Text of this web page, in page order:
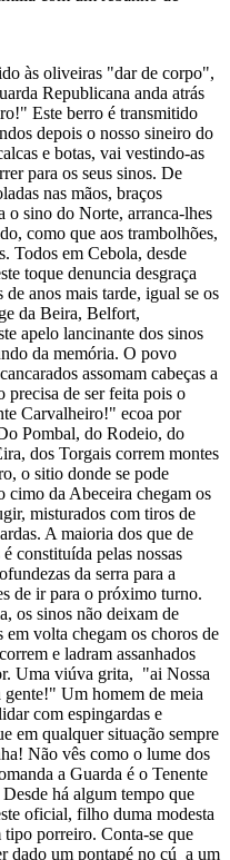
às oliveiras "dar de corpo",
Republicana anda atrás
Este berro é transmitido
depois o nosso sineiro do
e botas, vai vestindo-as
para os seus sinos. De
nas mãos, braços
o sino do Norte, arranca-lhes
como que aos trambolhões,
Todos em Cebola, desde
toque denuncia desgraça
de anos mais tarde, igual se os
da Beira, Belfort,
apelo lancinante dos sinos
da memória. O povo
assomam cabeças a
precisa de ser feita pois o
Carvalheiro!" ecoa por
Pombal, do Rodeio, do
dos Torgais correm montes
o sitio donde se pode
cimo da Abeceira chegam os
misturados com tiros de
A maioria dos que de
constituída pelas nossas
da serra para a
de ir para o próximo turno.
os sinos não deixam de
em volta chegam os choros de
e ladram assanhados
Uma viúva grita, "ai Nossa
gente!" Um homem de meia
com espingardas e
em qualquer situação sempre
Não vês como o lume dos
a Guarda é o Tenente
há algum tempo que
oficial, filho duma modesta
tipo porreiro. Conta-se que
dado um pontapé no cú a um